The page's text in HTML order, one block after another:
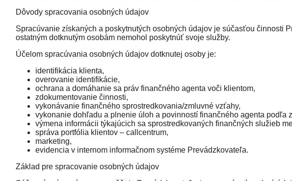
Dôvody spracovania osobných údajov
Spracúvanie získaných a poskytnutých osobných údajov je súčasťou činnosti
ostatným dotknutým osobám nemohol poskytnúť svoje služby.
Účelom spracúvania osobných údajov dotknutej osoby je:
identifikácia klienta,
overovanie identifikácie,
ochrana a domáhanie sa práv finančného agenta voči klientom,
zdokumentovanie činnosti,
vykonávanie finančného sprostredkovania/zmluvné vzťahy,
vykonanie dohľadu a plnenie úloh a povinností finančného agenta podľa
výmena informácii týkajúcich sa sprostredkovaných finančných služieb
správa portfólia klientov – callcentrum,
marketing,
evidencia v internom informačnom systéme Prevádzkovateľa.
Základ pre spracovanie osobných údajov